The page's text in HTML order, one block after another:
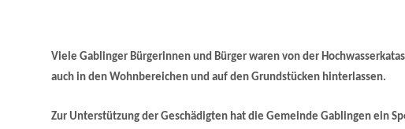
Viele Gablinger Bürgerinnen und Bürger waren von der
auch in den Wohnbereichen und auf den Grundstücken hinterlassen.
Zur Unterstützung der Geschädigten hat die Gemeinde Gablingen ein